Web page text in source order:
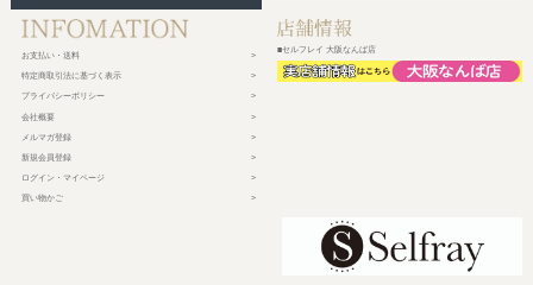
お支払い・送料
特定商取引法に基づく表示
プライバシーポリシー
会社概要
メルマガ登録
新規会員登録
ログイン・マイページ
買い物かご
■セルフレイ 大阪なんば店